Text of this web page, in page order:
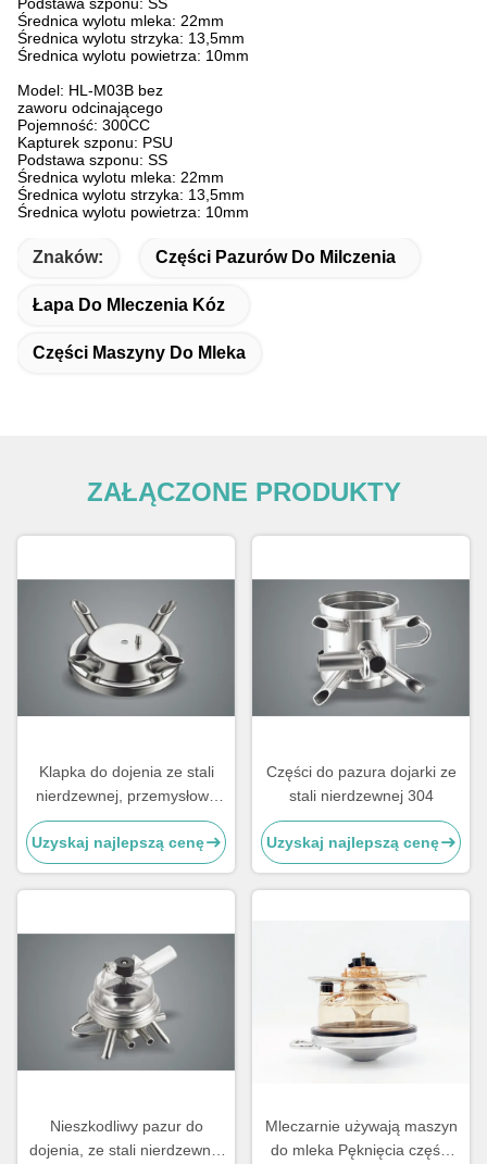
Średnica wylotu mleka: 22mm
Średnica wylotu strzyka: 13,5mm
Średnica wylotu powietrza: 10mm
Model: HL-M03B bez
zaworu odcinającego
Pojemność: 300CC
Kapturek szponu: PSU
Podstawa szponu: SS
Średnica wylotu mleka: 22mm
Średnica wylotu strzyka: 13,5mm
Średnica wylotu powietrza: 10mm
Znaków: Części Pazurów Do Milczenia
Łapa Do Mleczenia Kóz
Części Maszyny Do Mleka
ZAŁĄCZONE PRODUKTY
Klapka do dojenia ze stali
nierdzewnej, przemysłowe
uniwersalne części do
urządzeń udojowych
Uzyskaj najlepszą cenę
Części do pazura dojarki ze
stali nierdzewnej 304
Uzyskaj najlepszą cenę
Nieszkodliwy pazur do
dojenia, ze stali nierdzewnej
Mleczarnie używają maszyn
do mleka Pęknięcia części